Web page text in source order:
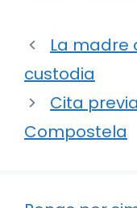
La madre
custodia
Cita
Compostela